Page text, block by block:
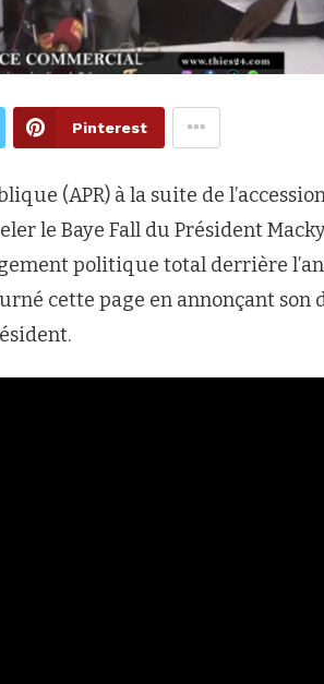
Pinterest
(APR) à la suite de
le Baye Fall du Président
politique total derrière
cette page en annonçant son